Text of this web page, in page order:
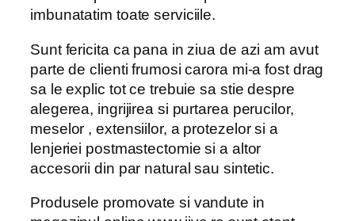
imbunatatim toate serviciile.
Sunt fericita ca pana in ziua de azi am avut
parte de clienti frumosi carora mi-a fost drag
sa le explic tot ce trebuie sa stie despre
alegerea, ingrijirea si purtarea perucilor,
meselor , extensiilor, a protezelor si a
lenjeriei postmastectomie si a altor
accesorii din par natural sau sintetic.
Produsele promovate si vandute in